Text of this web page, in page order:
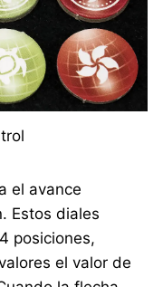
el avance
Estos diales
posiciones,
el valor de